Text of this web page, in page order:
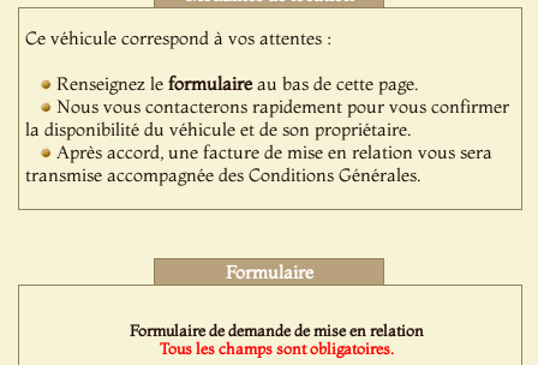
Ce véhicule correspond à vos attentes :
Renseignez leformulaireau bas de cette page.
Nous vous contacterons rapidement pour vous confirmer
la disponibilité du véhicule et de son propriétaire.
Après accord, une facture de mise en relation vous sera
transmise accompagnée des Conditions Générales.
Formulaire
Formulaire de demande de mise en relation
Tous les champs sont obligatoires.